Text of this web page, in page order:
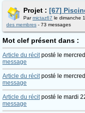
Projet : [67]
Parmictaz67 le dimanche
des membres - 73 messages
Mot clef présent dans :
Article du récitposté le
message
Article du récitposté le
message
Article du récitposté le mardi
message